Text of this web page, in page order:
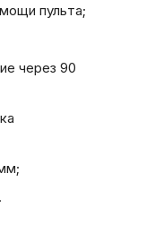
пульта;
через 90